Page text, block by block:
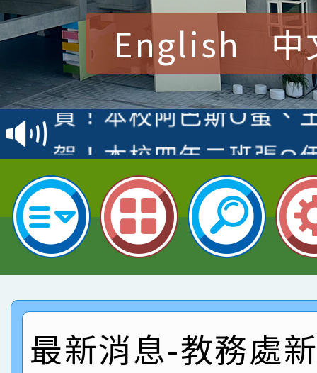
English 中
賀！本校參加桃園市中
賽 洪綺君教師榮獲社
名
賀！本校阿巴斯O蜜、
倩參加桃園市科展 國
名 指導老師王老師、
賀！本校四年二班張O
園市英語競賽國小朗讀
指導老師林老師
賀！本校參加桃園市中
賽 劉文瑛教師榮獲教
臺灣台語-第二名
賀！本校參與2026世
市賽榮獲科學小創客佳
創客第三名。
賀！本校參加桃園市中
賽 洪綺君教師榮獲社
名
賀！本校阿巴斯O蜜、
倩參加桃園市科展 國
賀！本校四年二班張O
最新消息-教務處